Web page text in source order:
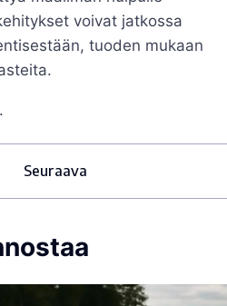
voivat jatkossa
tuoden mukaan
.
Seuraava